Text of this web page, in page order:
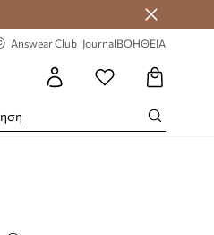
Answear Club JournalΒΟΗΘΕΙΑ